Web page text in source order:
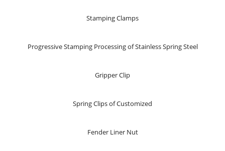
Stamping Clamps
Progressive Stamping Processing of Stainless Spring Steel
Gripper Clip
Spring Clips of Customized
Fender Liner Nut